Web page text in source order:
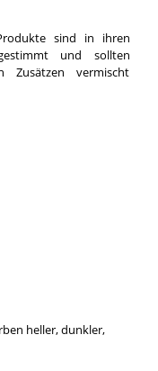
sind in ihren
und sollten
vermischt
heller, dunkler,